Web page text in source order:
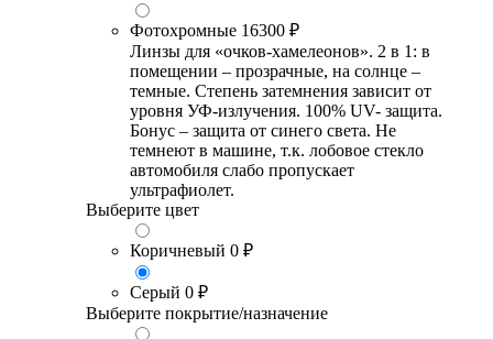
Фотохромные 16300 ₽
Линзы для «очков-хамелеонов». 2 в 1: в
помещении – прозрачные, на солнце –
темные. Степень затемнения зависит от
уровня УФ-излучения. 100% UV- защита.
Бонус – защита от синего света. Не
темнеют в машине, т.к. лобовое стекло
автомобиля слабо пропускает
ультрафиолет.
Выберите цвет
Коричневый 0 ₽
Серый 0 ₽
Выберите покрытие/назначение